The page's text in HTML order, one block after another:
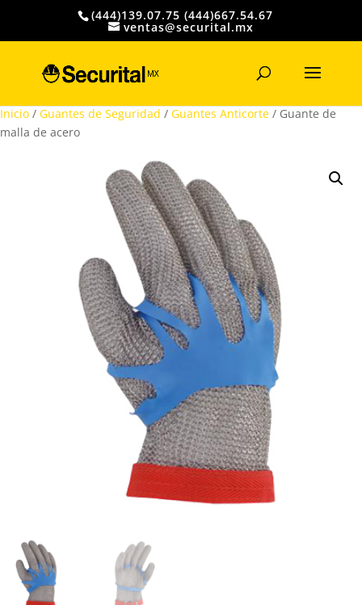
(444)139.07.75 (444)667.54.67
ventas@securital.mx
productos
Inicio / Guantes de Seguridad / Guantes Anticorte / Guante de
malla de acero